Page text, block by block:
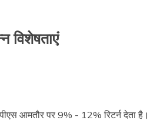
विशेषताएं
आमतौर पर 9% - 12% रिटर्न देता है।